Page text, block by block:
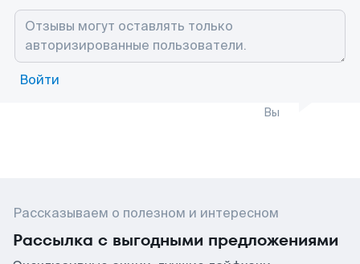
Войти
Вы
Рассказываем о полезном и интересном
Рассылка с выгодными предложениями